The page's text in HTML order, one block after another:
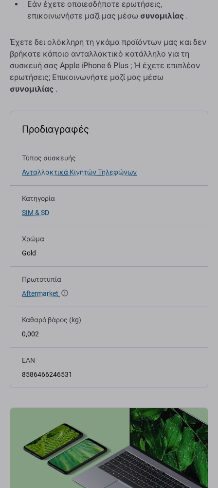
Εάν έχετε οποιεσδήποτε ερωτήσεις,
επικοινωνήστε μαζί μας μέσω συνομιλίας .
Έχετε δει ολόκληρη τη γκάμα προϊόντων μας και δεν
βρήκατε κάποιο ανταλλακτικό κατάλληλο για τη
συσκευή σας Apple iPhone 6 Plus ; Ή έχετε επιπλέον
ερωτήσεις; Επικοινωνήστε μαζί μας μέσω
συνομιλίας .
Προδιαγραφές
Τύπος συσκευής
Ανταλλακτικά Κινητών Τηλεφώνων
Κατηγορία
SIM & SD
Χρώμα
Gold
Πρωτοτυπία
Aftermarket
Καθαρό βάρος (kg)
0,002
EAN
8586466246531